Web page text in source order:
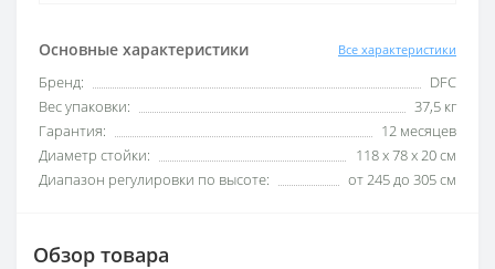
Основные характеристики Все характеристики
Бренд:
DFC
Вес упаковки:
37,5 кг
Гарантия:
12 месяцев
Диаметр стойки:
118 х 78 х 20 см
Диапазон регулировки по высоте:
от 245 до 305 см
Обзор товара